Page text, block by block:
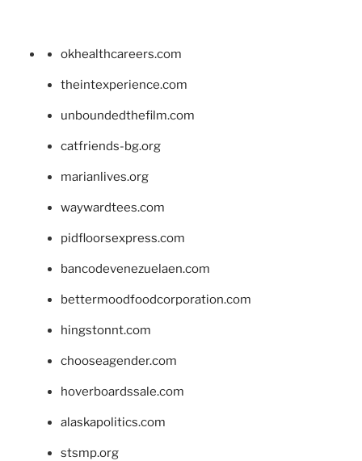
okhealthcareers.com
theintexperience.com
unboundedthefilm.com
catfriends-bg.org
marianlives.org
waywardtees.com
pidfloorsexpress.com
bancodevenezuelaen.com
bettermoodfoodcorporation.com
hingstonnt.com
chooseagender.com
hoverboardssale.com
alaskapolitics.com
stsmp.org